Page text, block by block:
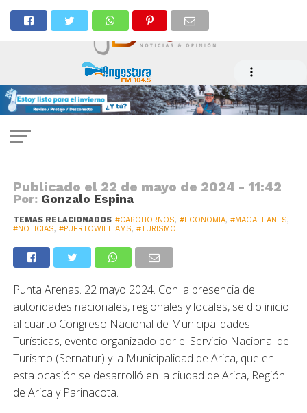
Comuna de Cabo de Hornos recibe
la distinción de municipalidad
turística 2024
Publicado el 22 de mayo de 2024 - 11:42
Por: Gonzalo Espina
TEMAS RELACIONADOS #CABOHORNOS, #ECONOMIA, #MAGALLANES,
#NOTICIAS, #PUERTOWILLIAMS, #TURISMO
Punta Arenas. 22 mayo 2024. Con la presencia de
autoridades nacionales, regionales y locales, se dio inicio
al cuarto Congreso Nacional de Municipalidades
Turísticas, evento organizado por el Servicio Nacional de
Turismo (Sernatur) y la Municipalidad de Arica, que en
esta ocasión se desarrolló en la ciudad de Arica, Región
de Arica y Parinacota.